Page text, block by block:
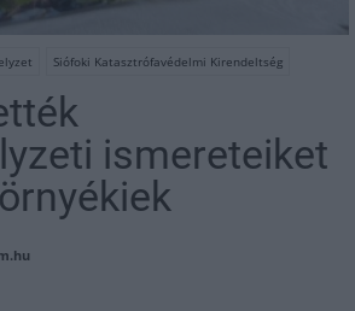
Siófoki Katasztrófavédelmi Kirendeltség
ismereteiket